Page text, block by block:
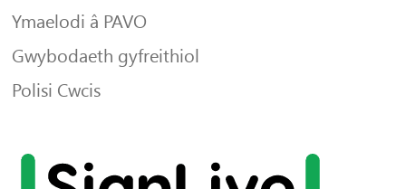
Ymaelodi â PAVO
Gwybodaeth gyfreithiol
Polisi Cwcis